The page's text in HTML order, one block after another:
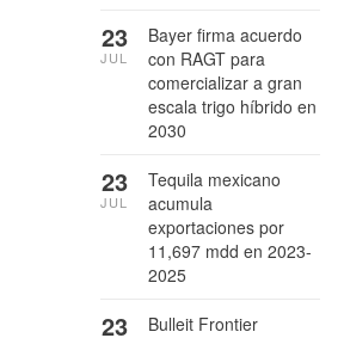
Bayer firma acuerdo
con RAGT para
comercializar a gran
escala trigo híbrido en
2030
23
JUL
Tequila mexicano
acumula
exportaciones por
11,697 mdd en 2023-
2025
23
JUL
Bulleit Frontier
23